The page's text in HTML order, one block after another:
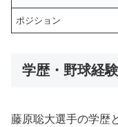
ポジション
学歴・野球経験
藤原聡大選手の学歴